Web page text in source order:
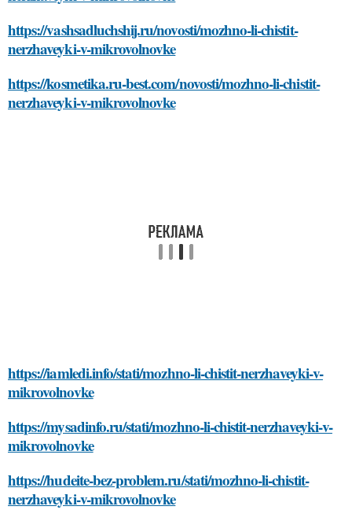
https://vashsadluchshij.ru/novosti/mozhno-li-chistit-
nerzhaveyki-v-mikrovolnovke
https://kosmetika.ru-best.com/novosti/mozhno-li-chistit-
nerzhaveyki-v-mikrovolnovke
https://iamledi.info/stati/mozhno-li-chistit-nerzhaveyki-v-
mikrovolnovke
https://mysadinfo.ru/stati/mozhno-li-chistit-nerzhaveyki-v-
mikrovolnovke
https://hudeite-bez-problem.ru/stati/mozhno-li-chistit-
nerzhaveyki-v-mikrovolnovke